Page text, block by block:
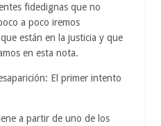
fidedignas que no
a poco iremos
están en la justicia y que
en esta nota.
El primer intento
a partir de uno de los